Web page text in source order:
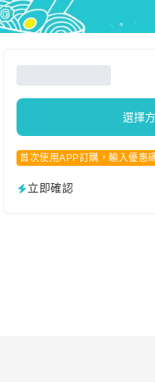
選擇
首次使用APP訂購，輸入優惠
立即確認